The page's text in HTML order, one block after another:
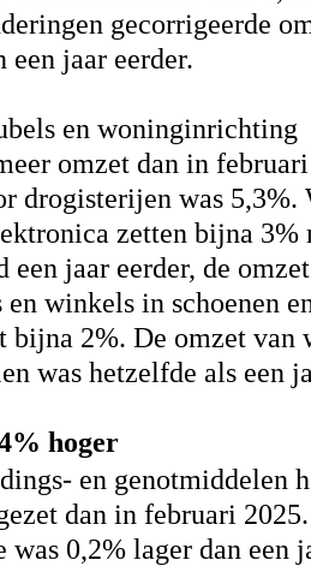
gecorrigeerde
een jaar eerder.
en woninginrichting
omzet dan in
drogisterijen was 5,3%.
zetten bijna 3%
een jaar eerder, de
winkels in schoenen
bijna 2%. De omzet van
was hetzelfde als een
hoger
en genotmiddelen
dan in februari
was 0,2% lager dan een